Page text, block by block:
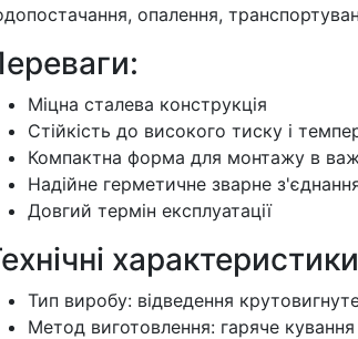
опалення,
Міцна сталева конструкція
Стійкість до високого тиску і
Компактна форма для монтажу в
Надійне герметичне зварне
Довгий термін експлуатації
Тип виробу: відведення
Метод виготовлення: гаряче кування